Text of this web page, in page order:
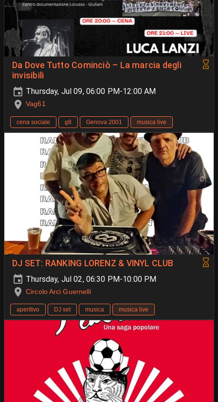
Da Dove Tutto Cominciò – La marcia degli
invisibili
Thursday, Jul 09, 06:00 PM-12:00 AM
Vag61
cena sociale g8 Genova 2001 musica live
DJ SET: RANKING LORENZ & VINYL CLUB
Thursday, Jul 02, 06:30 PM-10:00 PM
Circolo Arci Guernelli
aperitivo DJ set musica musica live